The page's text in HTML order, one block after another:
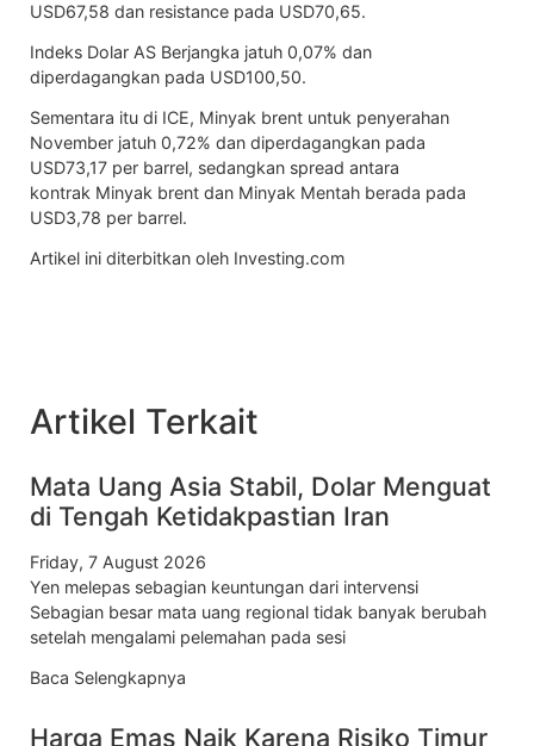
USD67,58 dan resistance pada USD70,65.
Indeks Dolar AS Berjangka jatuh 0,07% dan
diperdagangkan pada USD100,50.
Sementara itu di ICE, Minyak brent untuk penyerahan
November jatuh 0,72% dan diperdagangkan pada
USD73,17 per barrel, sedangkan spread antara
kontrak Minyak brent dan Minyak Mentah berada pada
USD3,78 per barrel.
Artikel ini diterbitkan oleh Investing.com
Artikel Terkait
Mata Uang Asia Stabil, Dolar Menguat
di Tengah Ketidakpastian Iran
Friday, 7 August 2026
Yen melepas sebagian keuntungan dari intervensi
Sebagian besar mata uang regional tidak banyak berubah
setelah mengalami pelemahan pada sesi
Baca Selengkapnya
Harga Emas Naik Karena Risiko Timur